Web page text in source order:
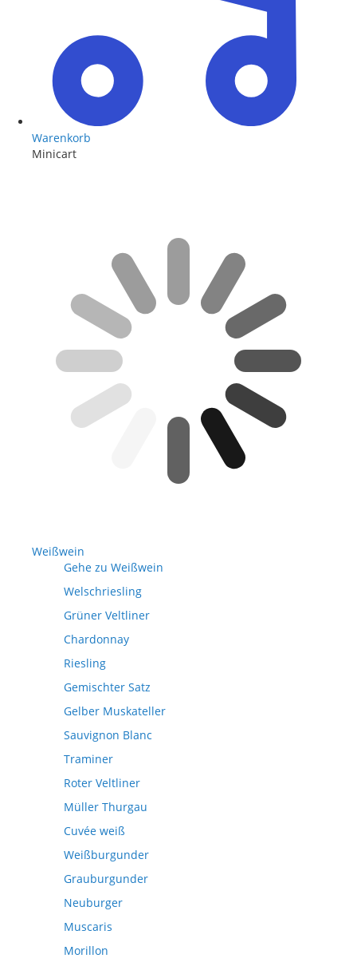
Warenkorb
Minicart
Weißwein
Gehe zu Weißwein
Welschriesling
Grüner Veltliner
Chardonnay
Riesling
Gemischter Satz
Gelber Muskateller
Sauvignon Blanc
Traminer
Roter Veltliner
Müller Thurgau
Cuvée weiß
Weißburgunder
Grauburgunder
Neuburger
Muscaris
Morillon